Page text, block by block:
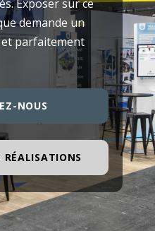
Exposer sur ce
demande un
parfaitement
NOUS
RÉALISATIONS